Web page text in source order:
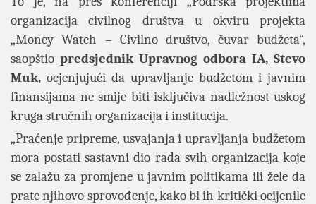
organizacija civilnog društva u okviru projekta
„Money Watch – Civilno društvo, čuvar budžeta“,
saopštio predsjednik Upravnog odbora IA, Stevo
Muk, ocjenjujući da upravljanje budžetom i javnim
finansijama ne smije biti isključiva nadležnost uskog
kruga stručnih organizacija i institucija.
„Praćenje pripreme, usvajanja i upravljanja budžetom
mora postati sastavni dio rada svih organizacija koje
se zalažu za promjene u javnim politikama ili žele da
prate njihovo sprovođenje, kako bi ih kritički ocijenile